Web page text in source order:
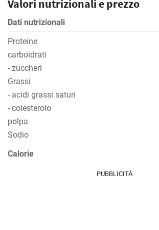
Valori nutrizionali e prezzo
Dati nutrizionali
Proteine
carboidrati
- zuccheri
Grassi
- acidi grassi saturi
- colesterolo
polpa
Sodio
Calorie
PUBBLICITÀ